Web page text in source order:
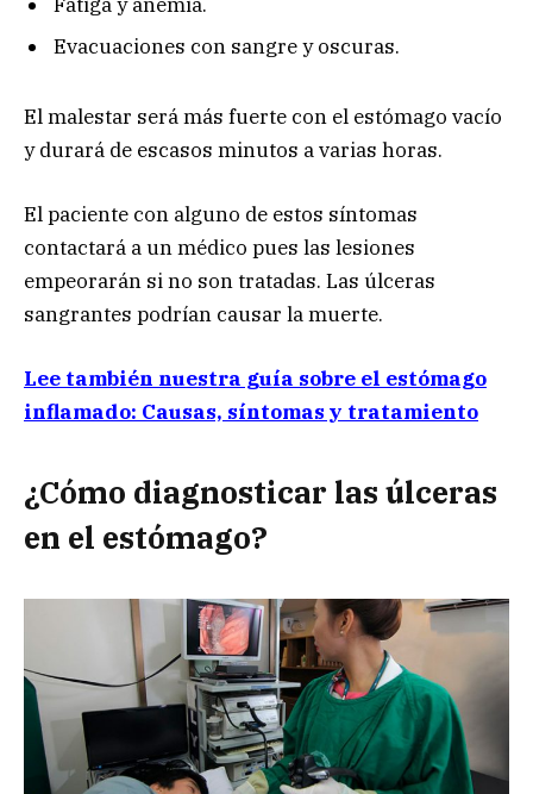
Evacuaciones con sangre y oscuras.
El malestar será más fuerte con el estómago vacío
y durará de escasos minutos a varias horas.
El paciente con alguno de estos síntomas
contactará a un médico pues las lesiones
empeorarán si no son tratadas. Las úlceras
sangrantes podrían causar la muerte.
Lee también nuestra guía sobre el estómago
inflamado: Causas, síntomas y tratamiento
¿Cómo diagnosticar las úlceras
en el estómago?